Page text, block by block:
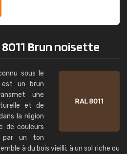
Brun noisette
sous le
un brun
une
et de
la région
de couleurs
par un ton
à du bois vieilli, à un sol riche ou